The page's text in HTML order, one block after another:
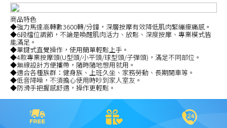
商品特色
◆強力馬達高轉數3600轉/分鐘，深層按摩有效降低肌肉緊繃痠痛感。
◆6段檔位調節，不論是喚醒肌肉活力、放鬆、深度按摩、專業模式皆
能滿足。
◆單鍵式直覺操作，使用簡單輕鬆上手。
◆4款專業按摩頭(U型頭/小平頭/球型頭/子彈頭)，滿足不同部位。
◆無線設計方便攜帶，隨時隨地想用就用。
◆適合各種族群：健身族、上班久坐、家務勞動、長期開車等。
◆低音降噪，不須擔心使用時吵到家人室友。
◆防滑手把握感舒適，操作更輕鬆。